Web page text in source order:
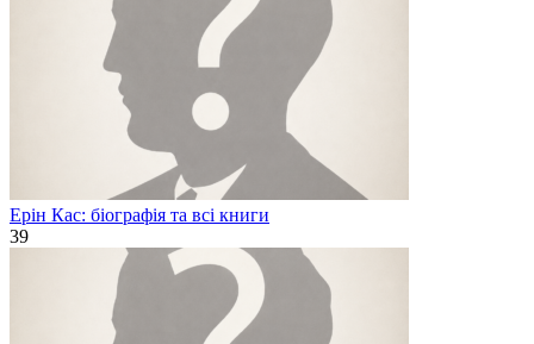
Ерін Кас: біографія та всі книги
39